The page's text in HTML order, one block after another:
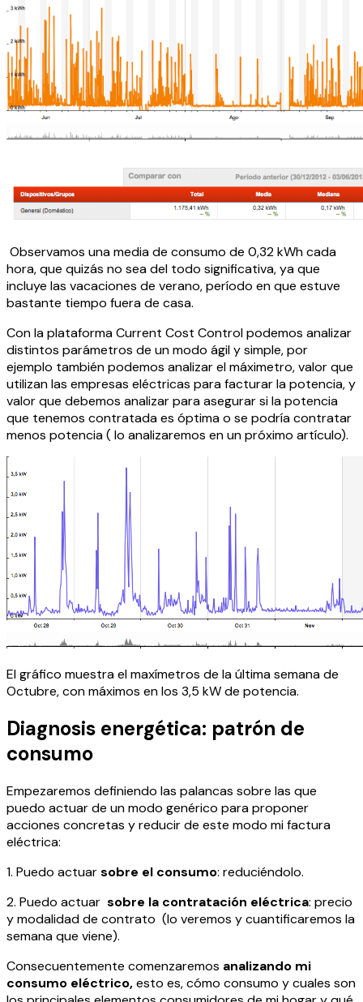
Observamos una media de consumo de 0,32 kWh cada
hora, que quizás no sea del todo significativa, ya que
incluye las vacaciones de verano, período en que estuve
bastante tiempo fuera de casa.
Con la plataforma Current Cost Control podemos analizar
distintos parámetros de un modo ágil y simple, por
ejemplo también podemos analizar el máximetro, valor que
utilizan las empresas eléctricas para facturar la potencia, y
valor que debemos analizar para asegurar si la potencia
que tenemos contratada es óptima o se podría contratar
menos potencia ( lo analizaremos en un próximo artículo).
El gráfico muestra el maxímetros de la última semana de
Octubre, con máximos en los 3,5 kW de potencia.
Diagnosis energética: patrón de
consumo
Empezaremos definiendo las palancas sobre las que
puedo actuar de un modo genérico para proponer
acciones concretas y reducir de este modo mi factura
eléctrica:
1. Puedo actuarsobre el consumo: reduciéndolo.
2. Puedo actuar sobre la contratación eléctrica: precio
y modalidad de contrato (lo veremos y cuantificaremos la
semana que viene).
Consecuentemente comenzaremos analizando mi
consumo eléctrico,esto es, cómo consumo y cuales son